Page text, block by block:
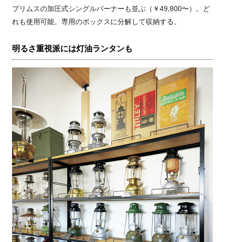
プリムスの加圧式シングルバーナーも並ぶ（￥49,800〜）。ど
れも使用可能。専用のボックスに分解して収納する。
明るさ重視派には灯油ランタンも